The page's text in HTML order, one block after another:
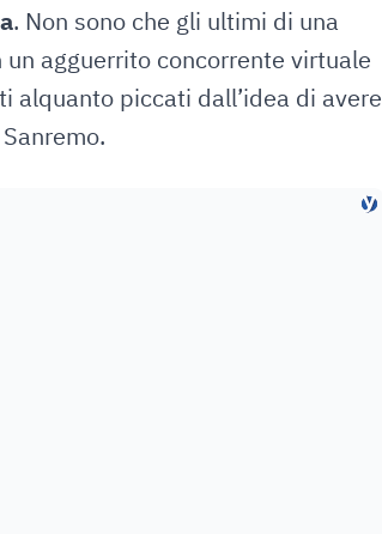
. Non sono che gli ultimi di una
agguerrito concorrente virtuale
alquanto piccati dall’idea di avere